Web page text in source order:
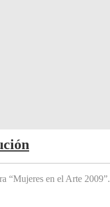
“Mujeres en el Arte 2009”.